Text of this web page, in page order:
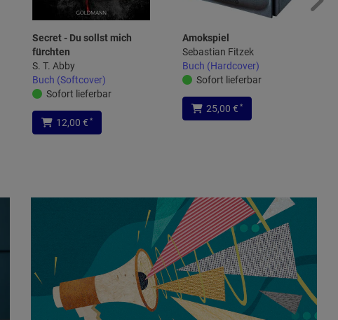
Secret - Du sollst mich
fürchten
S. T. Abby
Buch (Softcover)
Sofort lieferbar
12,00 € *
Amokspiel
Sebastian Fitzek
Buch (Hardcover)
Sofort lieferbar
25,00 € *